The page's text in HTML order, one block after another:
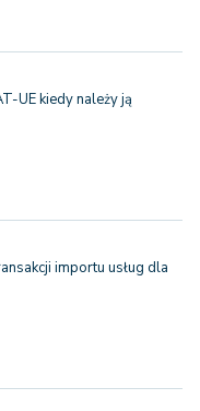
UE kiedy należy ją
importu usług dla